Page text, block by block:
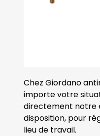
Chez Giordano
importe votre
directement notre
disposition, pour
lieu de travail.